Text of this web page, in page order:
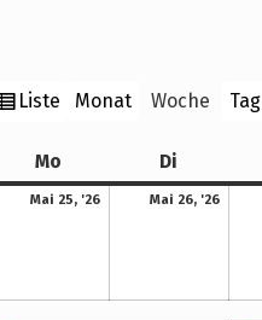
Ansicht
Liste Monat Woche Tag
Mo Di
Mai 25, '26
25. Mai 2026
Mai 26, '26
26. Mai 2026